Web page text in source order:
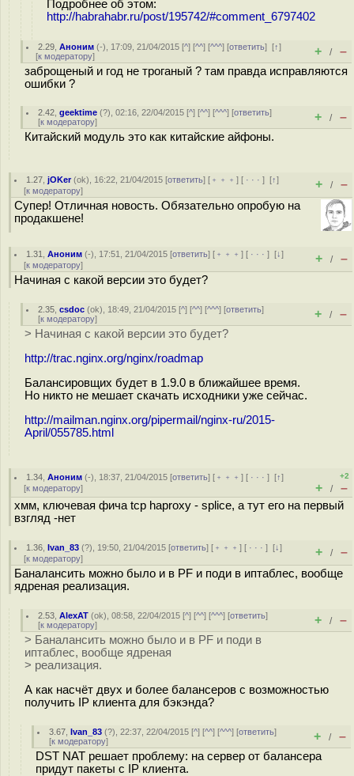
Подробнее об этом:
http://habrahabr.ru/post/195742/#comment_6797402
2.29 ,Аноним (-), 17:09, 21/04/2015 [^] [^^] [^^^] [ответить][↑]
[к модератору] + / –
заброщеный и год не троганый ? там правда исправляются
ошибки ?
2.42 ,geektime (?), 02:16, 22/04/2015 [^] [^^] [^^^] [ответить]
[к модератору] + / –
Китайский модуль это как китайские айфоны.
1.27 ,jOKer(ok), 16:22, 21/04/2015 [ответить] [ ﹢﹢﹢] [ · · ·][↑]
[к модератору] + / –
Супер! Отличная новость. Обязательно опробую на
продакшене!
1.31 ,Аноним (-), 17:51, 21/04/2015 [ответить] [ ﹢﹢﹢] [ · · ·][↓]
[к модератору] + / –
Начиная с какой версии это будет?
2.35 ,csdoc (ok), 18:49, 21/04/2015 [^] [^^] [^^^] [ответить]
[к модератору] + / –
> Начиная с какой версии это будет?
http://trac.nginx.org/nginx/roadmap
Балансировщих будет в 1.9.0 в ближайшее время.
Но никто не мешает скачать исходники уже сейчас.
http://mailman.nginx.org/pipermail/nginx-ru/2015-
April/055785.html
1.34 ,Аноним (-), 18:37, 21/04/2015 [ответить] [ ﹢﹢﹢] [ · · ·][↑]
[к модератору]
+2
+ / –
хмм, ключевая фича tcp haproxy - splice, а тут его на первый
взгляд -нет
1.36 ,Ivan_83 (?), 19:50, 21/04/2015 [ответить] [ ﹢﹢﹢] [ · · ·][↓]
[к модератору] + / –
Баналансить можно было и в PF и поди в иптаблес, вообще
ядреная реализация.
2.53 ,AlexAT (ok), 08:58, 22/04/2015 [^] [^^] [^^^] [ответить]
[к модератору] + / –
> Баналансить можно было и в PF и поди в
иптаблес, вообще ядреная
> реализация.
А как насчёт двух и более балансеров с возможностью
получить IP клиента для бэкэнда?
3.67 ,Ivan_83 (?), 22:37, 22/04/2015 [^] [^^] [^^^] [ответить]
[к модератору] + / –
DST NAT решает проблему: на сервер от балансера
придут пакеты с IP клиента.